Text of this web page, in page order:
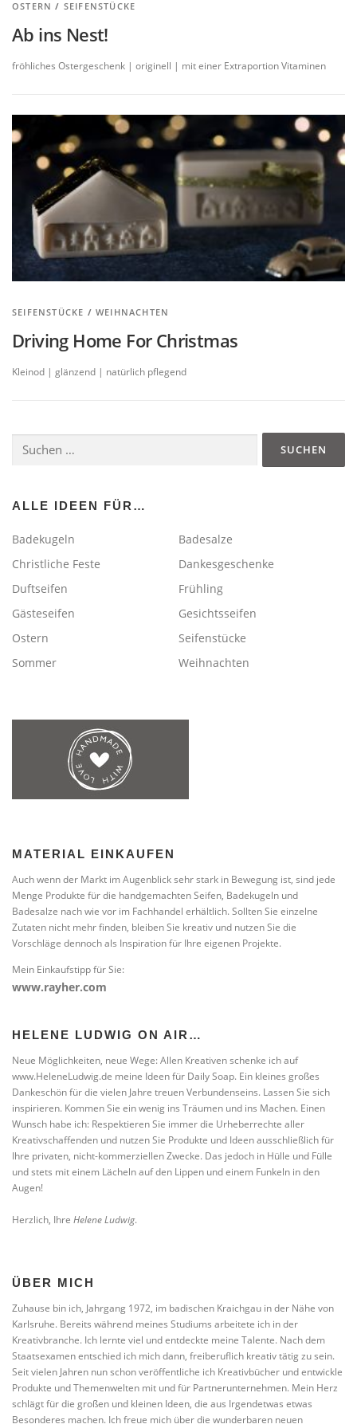
OSTERN / SEIFENSTÜCKE
Ab ins Nest!
fröhliches Ostergeschenk | originell | mit einer Extraportion Vitaminen
SEIFENSTÜCKE /WEIHNACHTEN
Driving Home For Christmas
Kleinod | glänzend | natürlich pflegend
nach:
ALLE IDEEN FÜR…
Badekugeln
Badesalze
Christliche Feste
Dankesgeschenke
Duftseifen
Frühling
Gästeseifen
Gesichtsseifen
Ostern
Seifenstücke
Sommer
Weihnachten
MATERIAL EINKAUFEN
Auch wenn der Markt im Augenblick sehr stark in Bewegung ist, sind jede
Menge Produkte für die handgemachten Seifen, Badekugeln und
Badesalze nach wie vor im Fachhandel erhältlich. Sollten Sie einzelne
Zutaten nicht mehr finden, bleiben Sie kreativ und nutzen Sie die
Vorschläge dennoch als Inspiration für Ihre eigenen Projekte.
Mein Einkaufstipp für Sie:
www.rayher.com
HELENE LUDWIG ON AIR…
Neue Möglichkeiten, neue Wege: Allen Kreativen schenke ich auf
www.HeleneLudwig.de meine Ideen für Daily Soap. Ein kleines großes
Dankeschön für die vielen Jahre treuen Verbundenseins. Lassen Sie sich
inspirieren. Kommen Sie ein wenig ins Träumen und ins Machen. Einen
Wunsch habe ich: Respektieren Sie immer die Urheberrechte aller
Kreativschaffenden und nutzen Sie Produkte und Ideen ausschließlich für
Ihre privaten, nicht-kommerziellen Zwecke. Das jedoch in Hülle und Fülle
und stets mit einem Lächeln auf den Lippen und einem Funkeln in den
Augen!
Herzlich, Ihre Helene Ludwig.
ÜBER MICH
Zuhause bin ich, Jahrgang 1972, im badischen Kraichgau in der Nähe von
Karlsruhe. Bereits während meines Studiums arbeitete ich in der
Kreativbranche. Ich lernte viel und entdeckte meine Talente. Nach dem
Staatsexamen entschied ich mich dann, freiberuflich kreativ tätig zu sein.
Seit vielen Jahren nun schon veröffentliche ich Kreativbücher und entwickle
Produkte und Themenwelten mit und für Partnerunternehmen. Mein Herz
schlägt für die großen und kleinen Ideen, die aus Irgendetwas etwas
Besonderes machen. Ich freue mich über die wunderbaren neuen